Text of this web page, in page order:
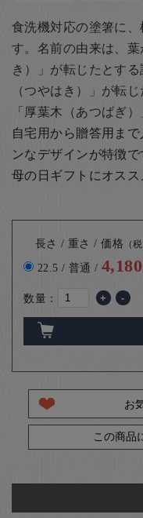
食洗機対応の塗箸に
す。名前の由来は、
き）」が転じたとす
（つやはき）」が転
「厚葉木（あつばぎ
自宅用から贈答用ま
ンなデザインが特徴で
母の日ギフトにオスス
長さ / 重さ / 価格 （
22.5 / 普通 /4,180
数量： + -
お
この商品